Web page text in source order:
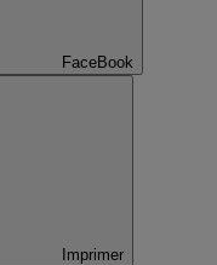
FaceBook
Imprimer